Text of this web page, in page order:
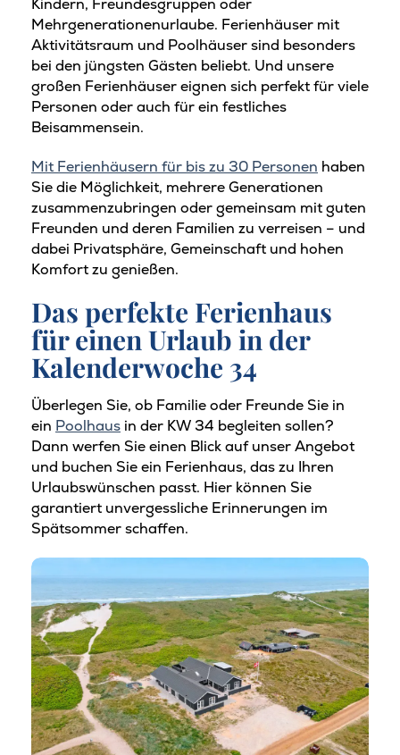
Kindern, Freundesgruppen oder
Mehrgenerationenurlaube. Ferienhäuser mit
Aktivitätsraum und Poolhäuser sind besonders
bei den jüngsten Gästen beliebt. Und unsere
großen Ferienhäuser eignen sich perfekt für viele
Personen oder auch für ein festliches
Beisammensein.
Mit Ferienhäusern für bis zu 30 Personen haben
Sie die Möglichkeit, mehrere Generationen
zusammenzubringen oder gemeinsam mit guten
Freunden und deren Familien zu verreisen – und
dabei Privatsphäre, Gemeinschaft und hohen
Komfort zu genießen.
Das perfekte Ferienhaus
für einen Urlaub in der
Kalenderwoche 34
Überlegen Sie, ob Familie oder Freunde Sie in
ein Poolhaus in der KW 34 begleiten sollen?
Dann werfen Sie einen Blick auf unser Angebot
und buchen Sie ein Ferienhaus, das zu Ihren
Urlaubswünschen passt. Hier können Sie
garantiert unvergessliche Erinnerungen im
Spätsommer schaffen.